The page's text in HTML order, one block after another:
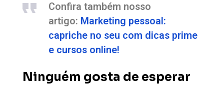
Confira também nosso
artigo: Marketing pessoal:
capriche no seu com dicas prime
e cursos online!
Ninguém gosta de esperar